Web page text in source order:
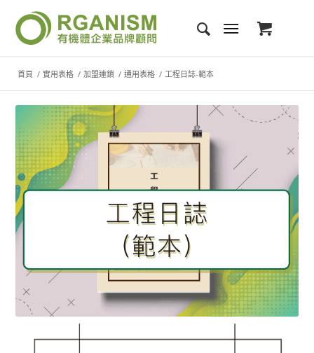
首頁 / 實用表格 / 加盟連鎖 / 通用表格 / 工程日誌-範本